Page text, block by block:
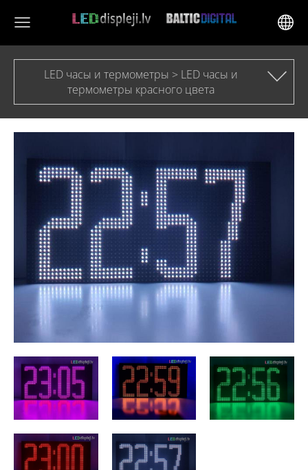
LED часы и термометры > LED часы и
термометры красного цвета